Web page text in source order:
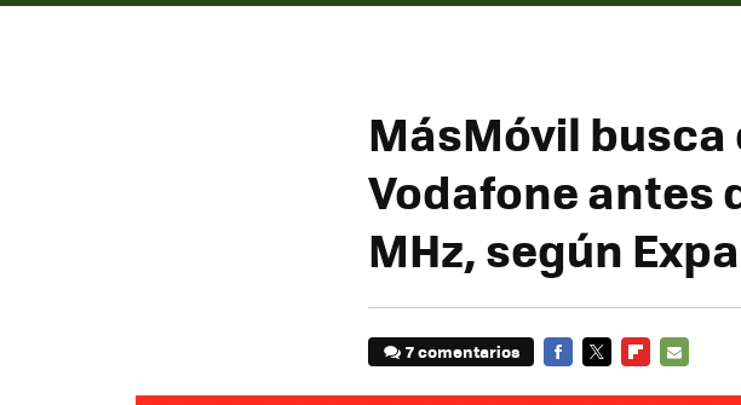
MásMóvil
Vodafone antes
MHz, según
7 comentarios